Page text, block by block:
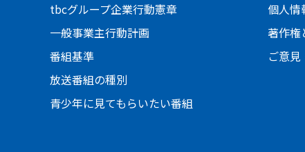
tbcグループ企業行動憲章
一般事業主行動計画
番組基準
放送番組の種別
青少年に見てもらいたい番組
個人情
著作権
ご意